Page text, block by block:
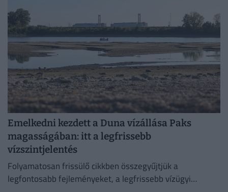
Emelkedni kezdett a Duna vízállása Paks
magasságában: itt a legfrissebb
vízszintjelentés
Folyamatosan frissülő cikkben összegyűjtjük a
legfontosabb fejleményeket, a legfrissebb vízügyi